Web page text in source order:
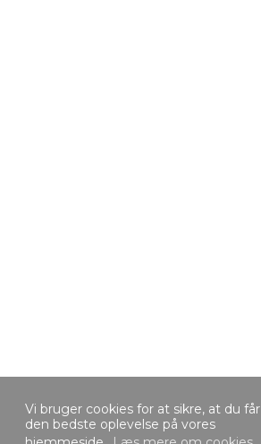
Vi bruger cookies for at sikre, at du får
den bedste oplevelse på vores